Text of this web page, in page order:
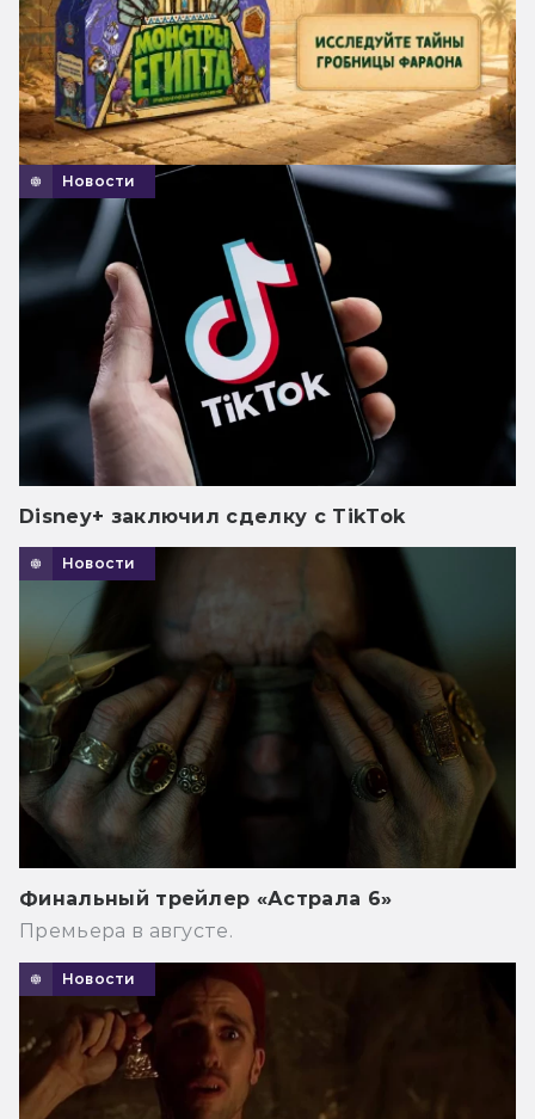
Новости
Disney+ заключил сделку с TikTok
Новости
Финальный трейлер «Астрала 6»
Премьера в августе.
Новости